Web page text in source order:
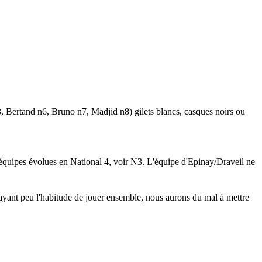
n6, Bruno n7, Madjid n8) gilets blancs, casques noirs ou
évolues en National 4, voir N3. L'équipe d'Epinay/Draveil ne
peu l'habitude de jouer ensemble, nous aurons du mal à mettre